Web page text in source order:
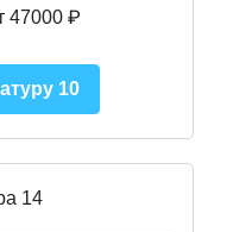
47000 ₽
10
14